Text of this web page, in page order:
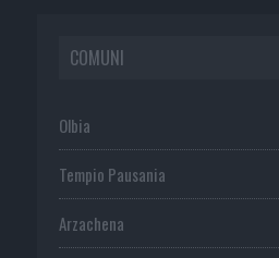
COMUNI
Olbia
Tempio Pausania
Arzachena